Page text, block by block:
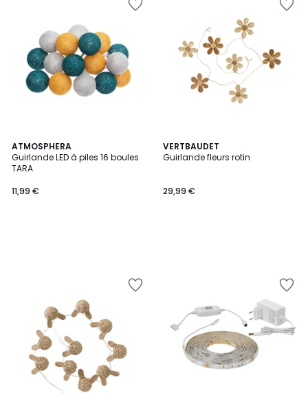
ATMOSPHERA
Guirlande LED à piles 16 boules
TARA
11,99 €
VERTBAUDET
Guirlande fleurs rotin
29,99 €